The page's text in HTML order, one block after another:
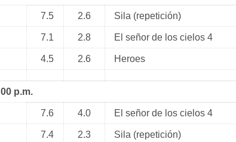
7.5 2.6 Sila (repetición)
7.1 2.8 El señor de los cielos 4
4.5 2.6 Heroes
p.m.
7.6 4.0 El señor de los cielos 4
7.4 2.3 Sila (repetición)